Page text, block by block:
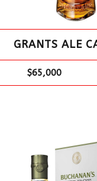
GRANTS ALE
$65,000